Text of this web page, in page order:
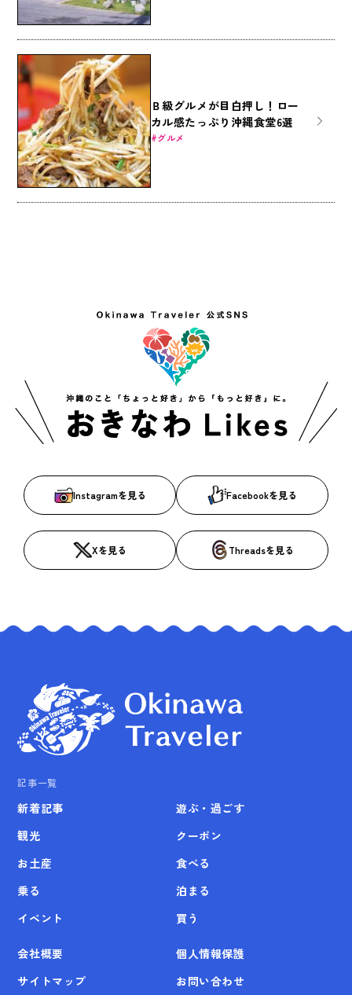
Ｂ級グルメが目白押し！ロー
カル感たっぷり沖縄食堂6選
グルメ
Instagramを見る Facebookを見る
Xを見る Threadsを見る
記事一覧
新着記事
観光
お土産
乗る
イベント
遊ぶ・過ごす
クーポン
食べる
泊まる
買う
会社概要
個人情報保護
サイトマップ
お問い合わせ